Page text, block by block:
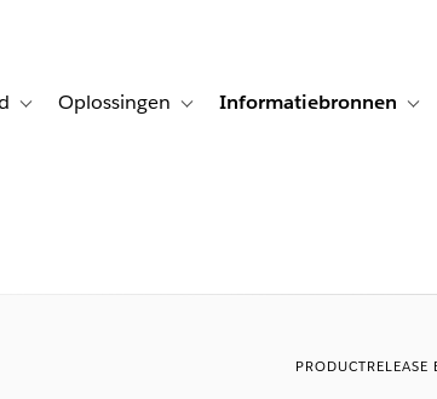
Toggle sub-navigation for Klanten aan het woord
Oplossingen Toggle sub-navigation for
Informatiebronnen